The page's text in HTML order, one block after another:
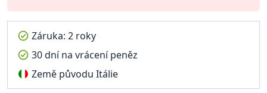
Záruka: 2 roky
30 dní na vrácení peněz
Země původu Itálie